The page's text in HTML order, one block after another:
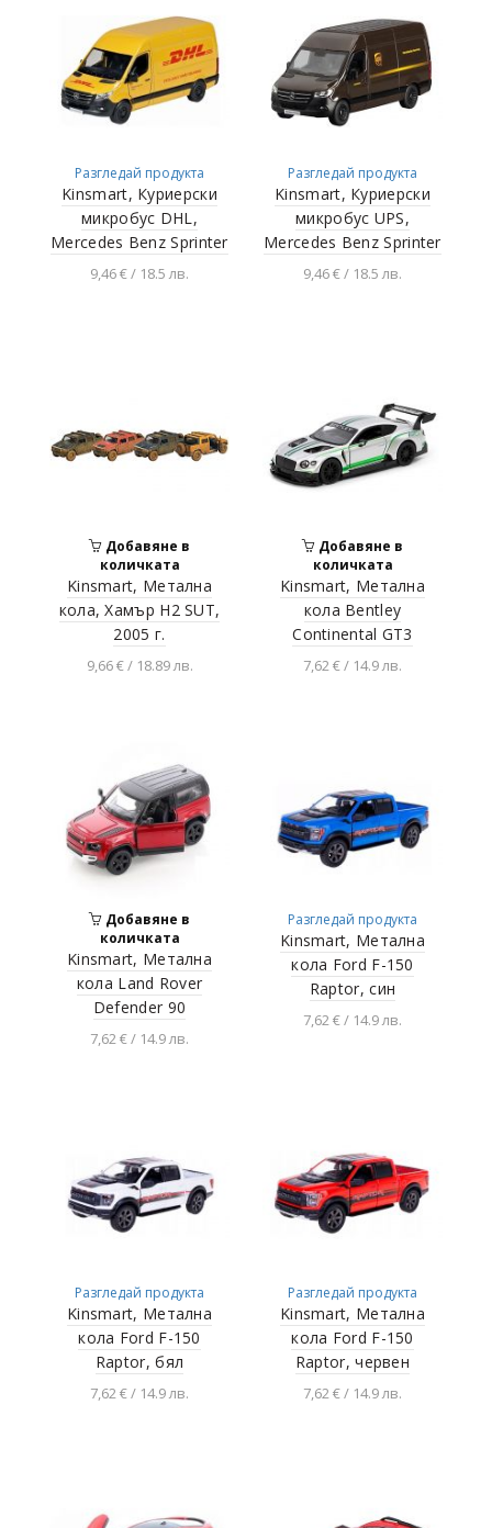
Разгледай продукта
Kinsmart, Куриерски
микробус DHL,
Mercedes Benz Sprinter
9,46 € / 18.5 лв.
Разгледай продукта
Kinsmart, Куриерски
микробус UPS,
Mercedes Benz Sprinter
9,46 € / 18.5 лв.
Добавяне в
количката
Kinsmart, Метална
кола, Хамър H2 SUT,
2005 г.
9,66 € / 18.89 лв.
Добавяне в
количката
Kinsmart, Метална
кола Bentley
Continental GT3
7,62 € / 14.9 лв.
Добавяне в
количката
Kinsmart, Метална
кола Land Rover
Defender 90
7,62 € / 14.9 лв.
Разгледай продукта
Kinsmart, Метална
кола Ford F-150
Raptor, син
7,62 € / 14.9 лв.
Разгледай продукта
Kinsmart, Метална
кола Ford F-150
Raptor, бял
7,62 € / 14.9 лв.
Разгледай продукта
Kinsmart, Метална
кола Ford F-150
Raptor, червен
7,62 € / 14.9 лв.